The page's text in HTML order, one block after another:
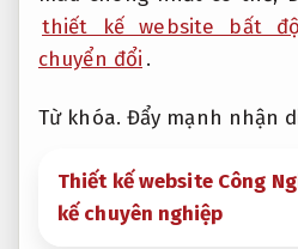
thiết kế website bất
chuyển đổi .
Từ khóa. Đẩy mạnh nhận
Thiết kế website Công
kế chuyên nghiệp